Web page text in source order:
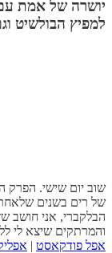
יושרה של אמת
למפיץ הבולשיט
שוב יום שישי. הפרק
של רים בשנים
הבלקברי, אני חושב
והמרתקים שיצא לי
אפל פודקאסט |